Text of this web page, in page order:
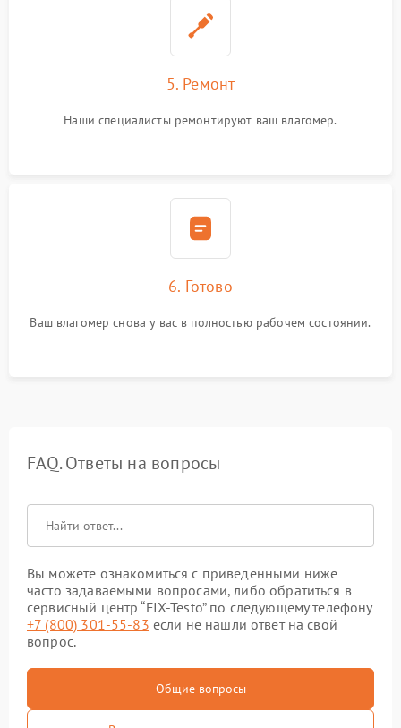
5. Ремонт
Наши специалисты ремонтируют ваш влагомер.
6. Готово
Ваш влагомер снова у вас в полностью рабочем состоянии.
FAQ. Ответы на вопросы
Вы можете ознакомиться с приведенными ниже
часто задаваемыми вопросами, либо обратиться в
сервисный центр “FIX-Testo” по следующему телефону
+7 (800) 301-55-83 если не нашли ответ на свой
вопрос.
Общие вопросы